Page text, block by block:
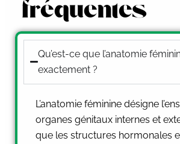
fréquentes
Qu’est-ce que l’anatomie
exactement ?
L’anatomie féminine désigne
organes génitaux internes et
que les structures hormonales